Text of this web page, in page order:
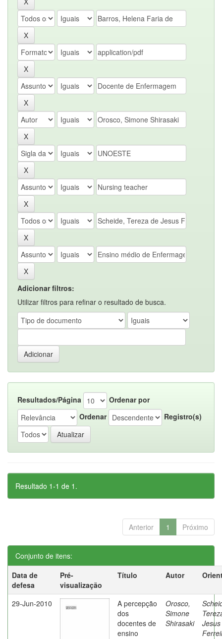
Adicionar filtros:
Utilizar filtros para refinar o resultado de busca.
Resultados/Página
Ordenar por
Ordenar
Registro(s)
Resultado 1-1 de 1.
Anterior 1 Próximo
Conjunto de itens:
Data de
defesa
Pré-
visualização
Título Autor
29-Jun-2010
A percepção
dos
docentes de
ensino
Orosco,
Simone
Shirasaki
Jesus